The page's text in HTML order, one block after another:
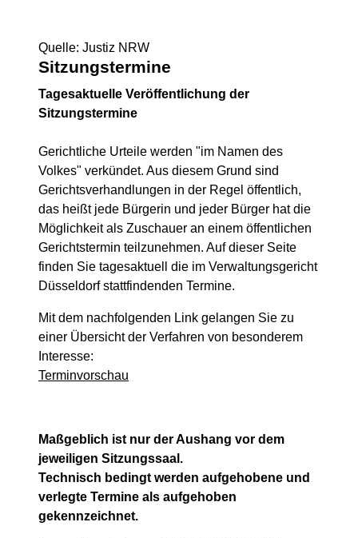
Quelle: Justiz NRW
Sitzungstermine
Tagesaktuelle Veröffentlichung der
Sitzungstermine
Gerichtliche Urteile werden "im Namen des
Volkes" verkündet. Aus diesem Grund sind
Gerichtsverhandlungen in der Regel öffentlich,
das heißt jede Bürgerin und jeder Bürger hat die
Möglichkeit als Zuschauer an einem öffentlichen
Gerichtstermin teilzunehmen. Auf dieser Seite
finden Sie tagesaktuell die im Verwaltungsgericht
Düsseldorf stattfindenden Termine.
Mit dem nachfolgenden Link gelangen Sie zu
einer Übersicht der Verfahren von besonderem
Interesse:
Terminvorschau
Maßgeblich ist nur der Aushang vor dem
jeweiligen Sitzungssaal.
Technisch bedingt werden aufgehobene und
verlegte Termine als aufgehoben
gekennzeichnet.